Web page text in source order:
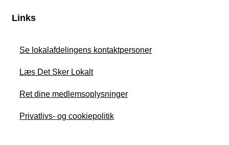
Links
Se lokalafdelingens kontaktpersoner
Læs Det Sker Lokalt
Ret dine medlemsoplysninger
Privatlivs- og cookiepolitik